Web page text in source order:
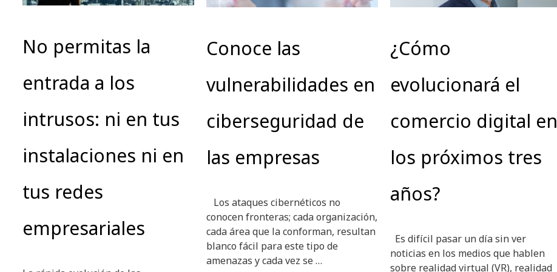
No permitas la
entrada a los
intrusos: ni en tus
instalaciones ni en
tus redes
empresariales
Conoce las
vulnerabilidades en
ciberseguridad de
las empresas
Los ataques cibernéticos no
conocen fronteras; cada organización,
cada área que la conforman, resultan
blanco fácil para este tipo de
amenazas y cada vez se …
¿Cómo
evolucionará el
comercio digital en
los próximos tres
años?
Es difícil pasar un día sin ver
noticias en los medios que hablen
sobre realidad virtual (VR), realidad